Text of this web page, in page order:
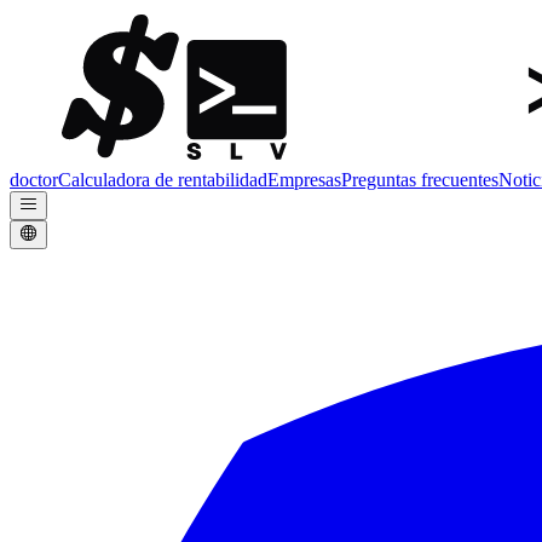
doctorCalculadora de rentabilidadEmpresasPreguntas frecuentes